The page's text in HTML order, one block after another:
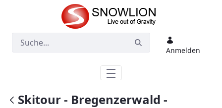
Zum Hauptinhalt springen
Anmelden
Skitour - Bregenzerwald -